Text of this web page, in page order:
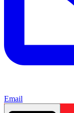
Email